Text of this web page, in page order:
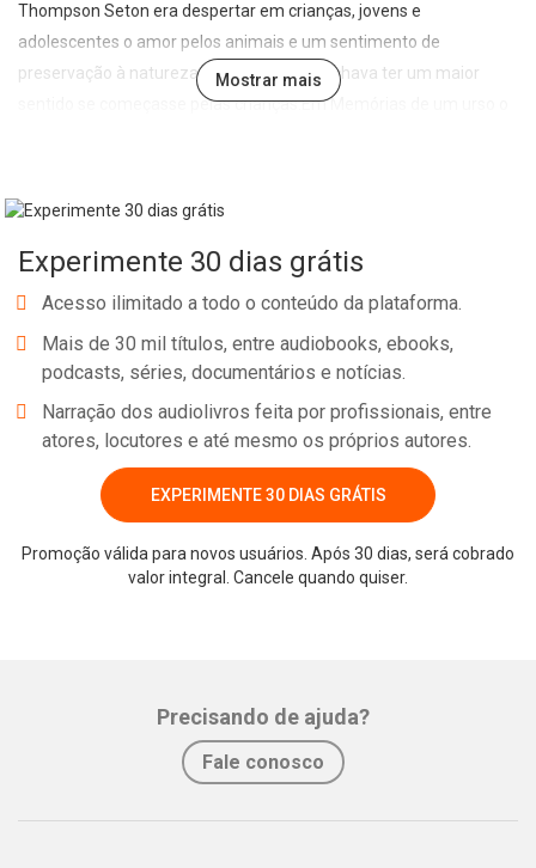
Thompson Seton era despertar em crianças, jovens e
adolescentes o amor pelos animais e um sentimento de
preservação à natureza, algo que Seton achava ter um maior
sentido se começasse pelas crianças.Em Memórias de um urso o
vidas.O livro conta a história de Whab, filhote de urso que após
repleto de perigos, medos e incertezas. Em uma densa floresta é
obrigado a vencer obstáculos e dia a dia driblar os seus muitos
Mostrar mais
Experimente 30 dias grátis
Acesso ilimitado a todo o conteúdo da plataforma.
Mais de 30 mil títulos, entre audiobooks, ebooks,
podcasts, séries, documentários e notícias.
Narração dos audiolivros feita por profissionais, entre
atores, locutores e até mesmo os próprios autores.
EXPERIMENTE 30 DIAS GRÁTIS
Promoção válida para novos usuários. Após 30 dias, será cobrado
valor integral. Cancele quando quiser.
Precisando de ajuda?
Fale conosco
Whatsapp Facebook Twitter